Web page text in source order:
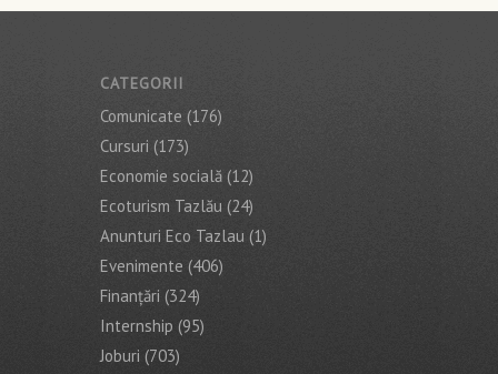
CATEGORII
Comunicate (176)
Cursuri (173)
Economie socială (12)
Ecoturism Tazlău (24)
Anunturi Eco Tazlau (1)
Evenimente (406)
Finanţări (324)
Internship (95)
Joburi (703)